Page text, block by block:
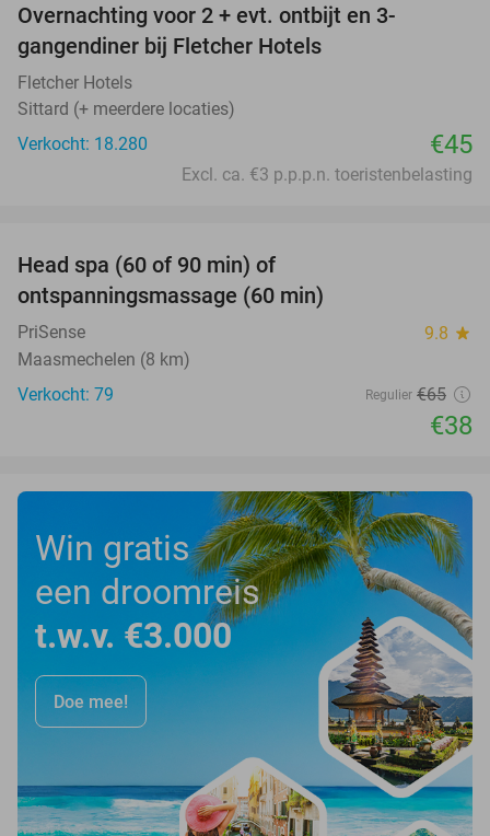
Overnachting voor 2 + evt. ontbijt en 3-
gangendiner bij Fletcher Hotels
Fletcher Hotels
Sittard (+ meerdere locaties)
Verkocht: 18.280
€45
Excl. ca. €3 p.p.p.n. toeristenbelasting
Head spa (60 of 90 min) of
ontspanningsmassage (60 min)
PriSense 9.8 star
Maasmechelen (8 km)
Verkocht: 79
Regulier €65
€38
Win gratis
een droomreis
t.w.v. €3.000
Doe mee!